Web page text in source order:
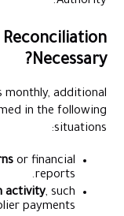
Necessary?
monthly, additional
in the following
situations:
or financial
reports.
activity, such
payments.